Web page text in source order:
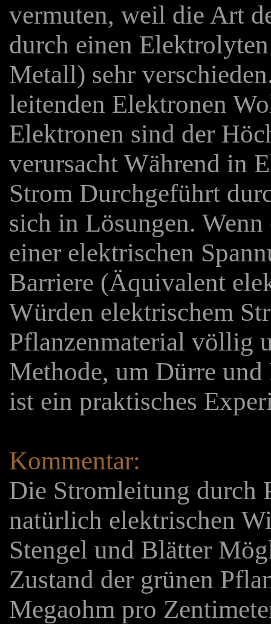
vermuten, weil die Art
durch einen
Metall) sehr
leitenden Elektronen
Elektronen sind der
verursacht Während in
Strom Durchgeführt
sich in Lösungen.
einer elektrischen
Barriere (Äquivalent
Würden elektrischem
Pflanzenmaterial völlig
Methode, um Dürre und
ist ein praktisches
Kommentar:
Die Stromleitung durch
natürlich elektrischen
Stengel und Blätter
Zustand der grünen
Megaohm pro